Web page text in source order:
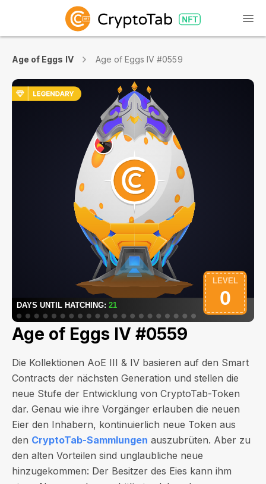
Age of Eggs IV Age of Eggs IV #0559
Age of Eggs IV #0559
Die Kollektionen AoE III & IV basieren auf den Smart
Contracts der nächsten Generation und stellen die
neue Stufe der Entwicklung von CryptoTab-Token
dar. Genau wie ihre Vorgänger erlauben die neuen
Eier den Inhabern, kontinuierlich neue Token aus
den CryptoTab-Sammlungen auszubrüten. Aber zu
den alten Vorteilen sind unglaubliche neue
hinzugekommen: Der Besitzer des Eies kann ihm